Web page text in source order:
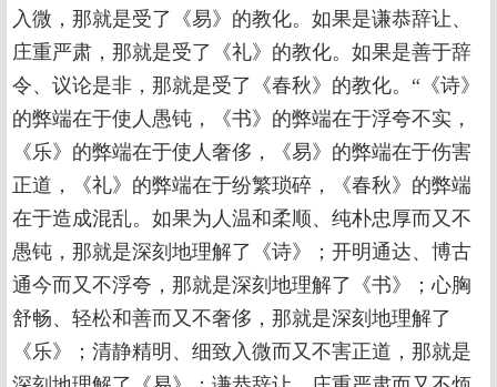
入微，那就是受了《易》的教化。如果是谦恭辞让、
庄重严肃，那就是受了《礼》的教化。如果是善于辞
令、议论是非，那就是受了《春秋》的教化。“《诗》
的弊端在于使人愚钝，《书》的弊端在于浮夸不实，
《乐》的弊端在于使人奢侈，《易》的弊端在于伤害
正道，《礼》的弊端在于纷繁琐碎，《春秋》的弊端
在于造成混乱。如果为人温和柔顺、纯朴忠厚而又不
愚钝，那就是深刻地理解了《诗》；开明通达、博古
通今而又不浮夸，那就是深刻地理解了《书》；心胸
舒畅、轻松和善而又不奢侈，那就是深刻地理解了
《乐》；清静精明、细致入微而又不害正道，那就是